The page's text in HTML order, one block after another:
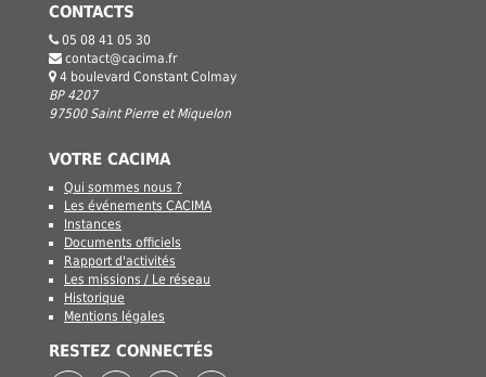
CONTACTS
05 08 41 05 30
contact@cacima.fr
4 boulevard Constant Colmay
BP 4207
97500 Saint Pierre et Miquelon
VOTRE CACIMA
Qui sommes nous ?
Les événements CACIMA
Instances
Documents officiels
Rapport d'activités
Les missions / Le réseau
Historique
Mentions légales
RESTEZ CONNECTÉS